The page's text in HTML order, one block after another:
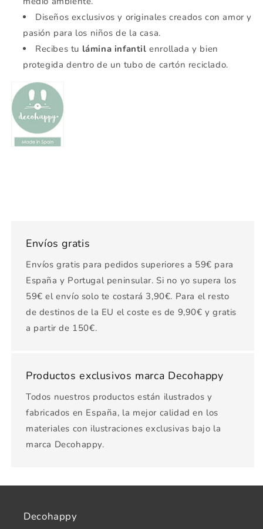
Diseños exclusivos y originales creados con amor y
pasión para los niños de la casa.
Recibes tu lámina infantil enrollada y bien
protegida dentro de un tubo de cartón reciclado.
Envíos gratis
Envíos gratis para pedidos superiores a 59€ para
España y Portugal peninsular. Si no yo supera los
59€ el envío solo te costará 3,90€. Para el resto
de destinos de la EU el coste es de 9,90€ y gratis
a partir de 150€.
Productos exclusivos marca Decohappy
Todos nuestros productos están ilustrados y
fabricados en España, la mejor calidad en los
materiales con ilustraciones exclusivas bajo la
marca Decohappy.
Decohappy